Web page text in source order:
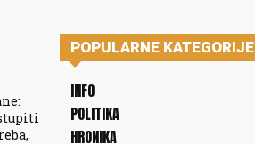
POPULARNE KATEGORIJE
INFO
POLITIKA
HRONIKA